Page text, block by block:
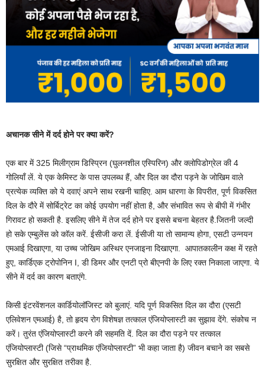
अचानक सीने में दर्द होने पर क्या करें?
एक बार में 325 मिलीग्राम डिस्प्रिन (घुलनशील एस्पिरिन) और क्लोपिडोग्रेल की 4
गोलियाँ लें. ये एक केमिस्ट के पास उपलब्ध हैं, और दिल का दौरा पड़ने के जोखिम वाले
प्रत्येक व्यक्ति को ये दवाएं अपने साथ रखनी चाहिए. आम धारणा के विपरीत, पूर्ण विकसित
दिल के दौरे में सोर्बिट्रेट का कोई उपयोग नहीं होता है, और संभावित रूप से बीपी में गंभीर
गिरावट हो सकती है. इसलिए सीने में तेज दर्द होने पर इससे बचना बेहतर है.जितनी जल्दी
हो सके एम्बुलेंस को कॉल करें. ईसीजी करा लें. ईसीजी या तो सामान्य होगा, एसटी उन्नयन
एमआई दिखाएगा, या उच्च जोखिम अस्थिर एनजाइना दिखाएगा. आपातकालीन कक्ष में रहते
हुए, कार्डिएक ट्रोपोनिन I, डी डिमर और एनटी प्रो बीएनपी के लिए रक्त निकाला जाएगा. ये
सीने में दर्द का कारण बताएंगे.
किसी इंटरवेंशनल कार्डियोलॉजिस्ट को बुलाएं. यदि पूर्ण विकसित दिल का दौरा (एसटी
एलिवेशन एमआई) है, तो हृदय रोग विशेषज्ञ तत्काल एंजियोप्लास्टी का सुझाव देंगे. संकोच न
करें। तुरंत एंजियोप्लास्टी करने की सहमति दें. दिल का दौरा पड़ने पर तत्काल
एंजियोप्लास्टी (जिसे “प्राथमिक एंजियोप्लास्टी” भी कहा जाता है) जीवन बचाने का सबसे
सुरक्षित और सुरक्षित तरीका है.